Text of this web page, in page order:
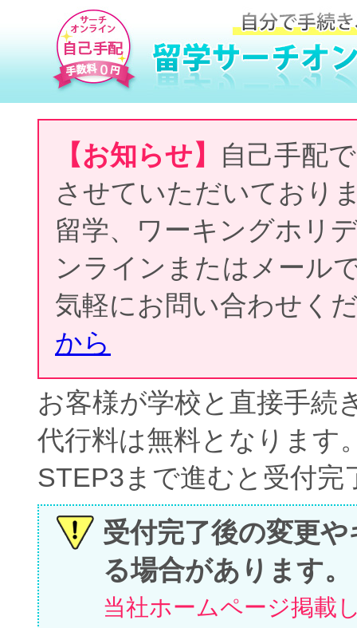
【お知らせ】
自己手配
させていただいており
留学、ワーキングホリ
ンラインまたはメール
気軽にお問い合わせく
から
お客様が学校と直接手続
代行料は無料となります
STEP3まで進むと受付完
受付完了後の変更
る場合があります。
当社ホームページ掲載